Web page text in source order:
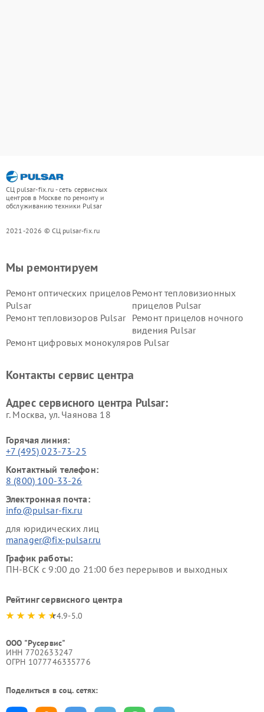
СЦ pulsar-fix.ru - сеть сервисных
центров в Москве по ремонту и
обслуживанию техники Pulsar
2021-2026 © СЦ pulsar-fix.ru
Мы ремонтируем
Ремонт оптических прицелов
Pulsar
Ремонт тепловизионных
прицелов Pulsar
Ремонт тепловизоров Pulsar
Ремонт прицелов ночного
видения Pulsar
Ремонт цифровых монокуляров Pulsar
Контакты сервис центра
Адрес сервисного центра Pulsar:
г. Москва, ул. Чаянова 18
Горячая линия:
+7 (495) 023-73-25
Контактный телефон:
8 (800) 100-33-26
Электронная почта:
info@pulsar-fix.ru
для юридических лиц
manager@fix-pulsar.ru
График работы:
ПН-ВСК с 9:00 до 21:00 без перерывов и выходных
Рейтинг сервисного центра
4.9-5.0
ООО "Русервис"
ИНН 7702633247
ОГРН 1077746335776
Поделиться в соц. сетях: